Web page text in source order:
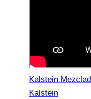
Kalstein
Kalstein